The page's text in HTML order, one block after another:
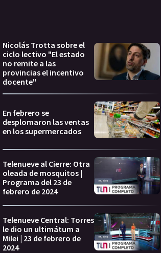
Nicolás Trotta sobre el
ciclo lectivo "El estado
no remite a las
provincias el incentivo
docente"
En febrero se
desplomaron las ventas
en los supermercados
Telenueve al Cierre: Otra
oleada de mosquitos |
Programa del 23 de
febrero de 2024
Telenueve Central: Torres
le dio un ultimátum a
Milei | 23 de febrero de
2024